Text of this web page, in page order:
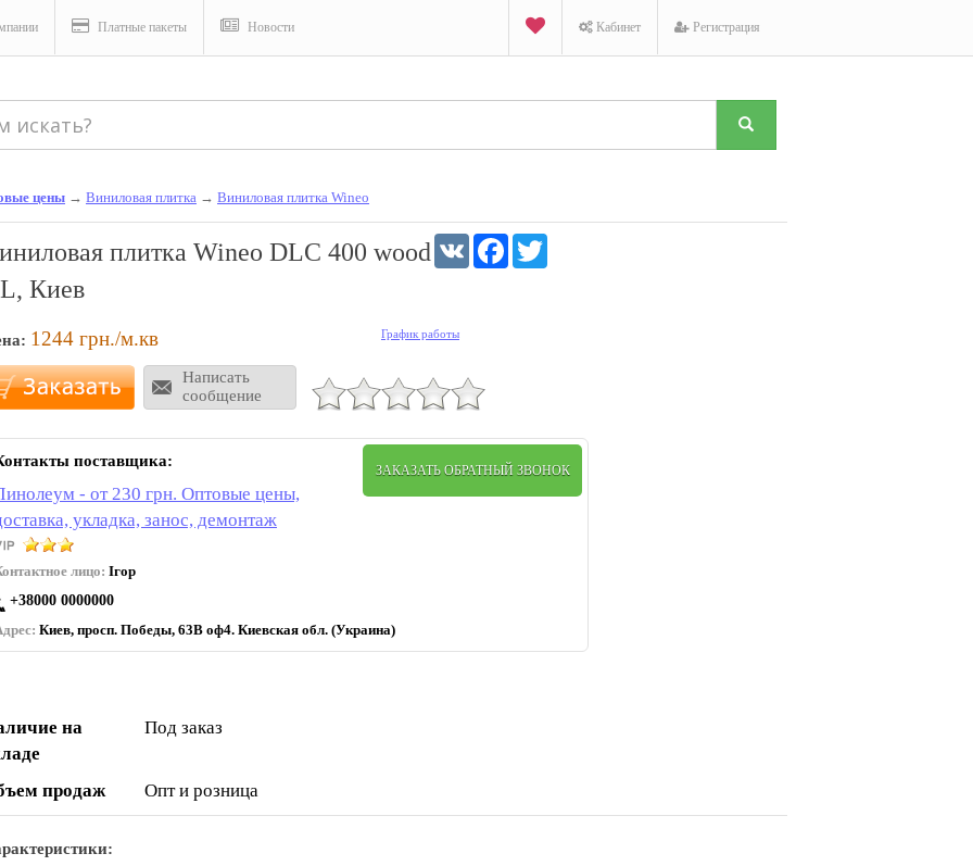
Платные пакеты Новости Кабинет Регистрация
цены → Виниловая плитка → Виниловая плитка Wineo
плитка Wineo DLC 400 wood
Киев
1244 грн./м.кв
Написать
сообщение
График работы
VK Facebook
поставщика:
- от 230 грн. Оптовые цены,
укладка, занос, демонтаж
лицо: Ігор
+38000 0000000
Киев, просп. Победы, 63В оф4. Киевская обл. (Украина)
ЗАКАЗАТЬ ОБРАТНЫЙ ЗВОНОК
на
Под заказ
продаж Опт и розница